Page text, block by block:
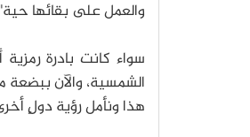
والعمل على بقائها
سواء كانت بادرة
الشمسية، والآن ببضعة
هذا ونأمل رؤية دولٍ